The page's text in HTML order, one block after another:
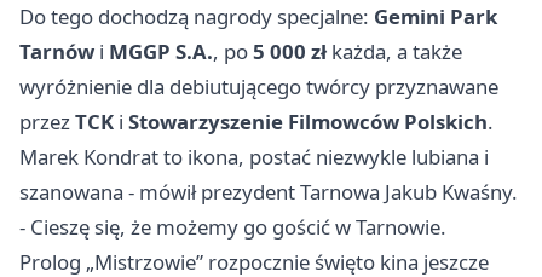
Do tego dochodzą nagrody specjalne: Gemini Park
Tarnów i MGGP S.A., po5 000 zł każda, a także
wyróżnienie dla debiutującego twórcy przyznawane
przezTCK i Stowarzyszenie Filmowców Polskich.
Marek Kondrat to ikona, postać niezwykle lubiana i
szanowana - mówił prezydent Tarnowa Jakub Kwaśny.
- Cieszę się, że możemy go gościć w Tarnowie.
Prolog „Mistrzowie” rozpocznie święto kina jeszcze